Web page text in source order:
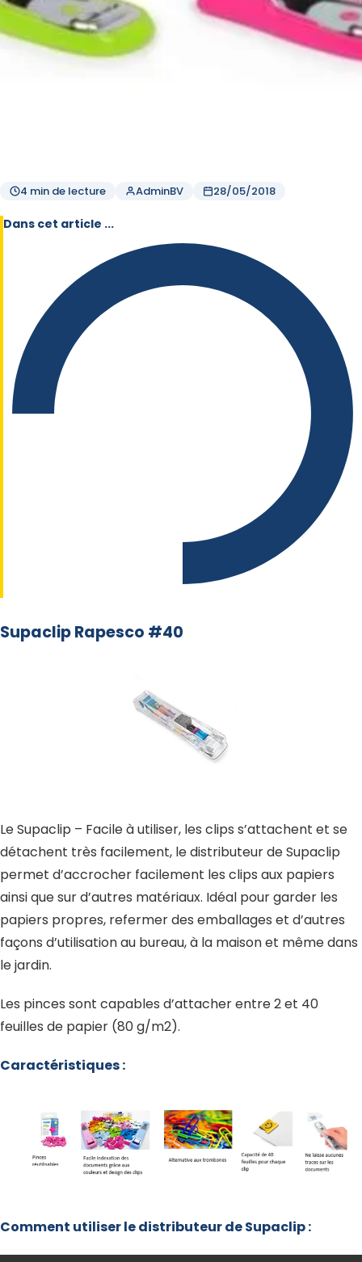
4 min de lecture AdminBV 28/05/2018
Dans cet article ...
Supaclip Rapesco #40
Le Supaclip – Facile à utiliser, les clips s’attachent et se
détachent très facilement, le distributeur de Supaclip
permet d’accrocher facilement les clips aux papiers
ainsi que sur d’autres matériaux. Idéal pour garder les
papiers propres, refermer des emballages et d’autres
façons d’utilisation au bureau, à la maison et même dans
le jardin.
Les pinces sont capables d’attacher entre 2 et 40
feuilles de papier (80 g/m2).
Caractéristiques :
Comment utiliser le distributeur de Supaclip :